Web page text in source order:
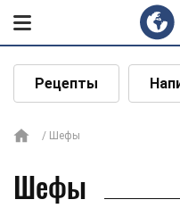
Рецепты
Шефы
Шефы